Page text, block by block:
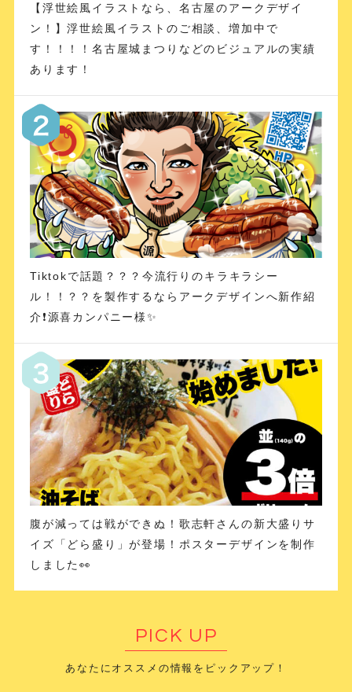
【浮世絵風イラストなら、名古屋のアークデザイ
ン！】浮世絵風イラストのご相談、増加中で
す！！！！名古屋城まつりなどのビジュアルの実績
あります！
Tiktokで話題？？？今流行りのキラキラシー
ル！！？？を製作するならアークデザインへ新作紹
介❗️源喜カンパニー様✨
腹が減っては戦ができぬ！歌志軒さんの新大盛りサ
イズ「どら盛り」が登場！ポスターデザインを制作
しました👀
PICK UP
あなたにオススメの情報をピックアップ！